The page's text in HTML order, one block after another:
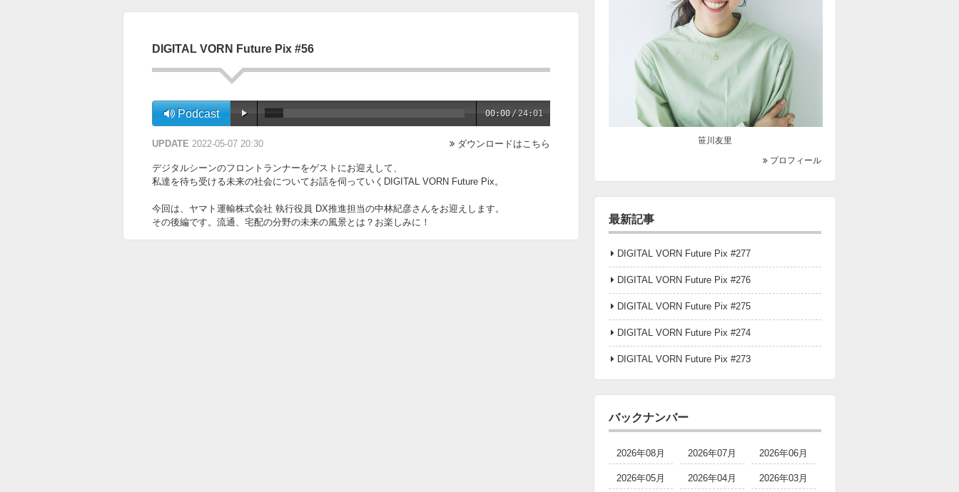
DIGITAL VORN Future Pix #56
Podcast 00:00 / 24:01
ダウンロードはこちら
UPDATE 2022-05-07 20:30
デジタルシーンのフロントランナーをゲストにお迎えして、
私達を待ち受ける未来の社会についてお話を伺っていくDIGITAL VORN Future Pix。
今回は、ヤマト運輸株式会社 執行役員 DX推進担当の中林紀彦さんをお迎えします。
その後編です。流通、宅配の分野の未来の風景とは？お楽しみに！
笹川友里
プロフィール
最新記事
DIGITAL VORN Future Pix #277
DIGITAL VORN Future Pix #276
DIGITAL VORN Future Pix #275
DIGITAL VORN Future Pix #274
DIGITAL VORN Future Pix #273
バックナンバー
2026年08月 2026年07月 2026年06月
2026年05月 2026年04月 2026年03月